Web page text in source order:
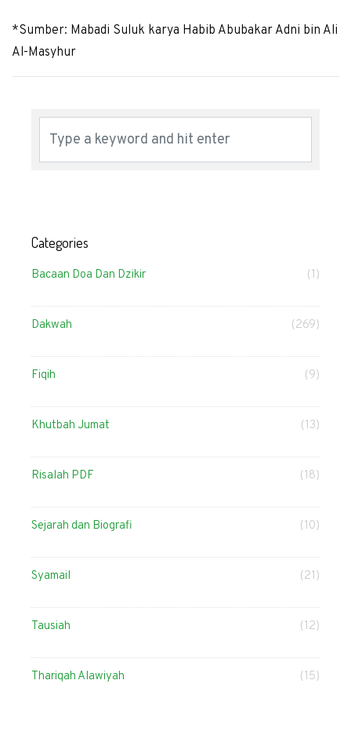
*Sumber: Mabadi Suluk karya Habib Abubakar Adni bin Ali
Al-Masyhur
Categories
Bacaan Doa Dan Dzikir (1)
Dakwah (269)
Fiqih (9)
Khutbah Jumat (13)
Risalah PDF (18)
Sejarah dan Biografi (10)
Syamail (21)
Tausiah (12)
Thariqah Alawiyah (15)